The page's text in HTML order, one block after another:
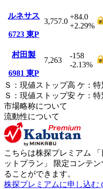
ルネサス
6723 東P
3,757.0
+84.0
+2.29%
村田製
6981 東P
7,263
-158
-2.13%
Ｓ ： 現値ストップ高 ケ ： 特
Ｓ ： 現値ストップ安 ケ ： 特
市場略称について
流動性について
こちらは株探プレミアム 「
ットプラン 」 限定コンテン
ることができます。
株探プレミアムに申し込む